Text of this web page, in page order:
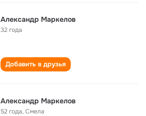
Александр Маркелов
32 года
Добавить в друзья
Александр Маркелов
52 года,Смела